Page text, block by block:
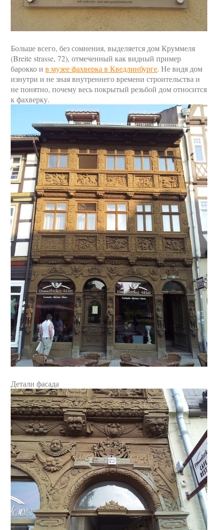
Больше всего, без сомнения, выделяется дом Круммеля
(Breite strasse, 72), отмеченный как видный пример
барокко ив музее фахверка в Кведлинбурге. Не видя дом
изнутри и не зная внутреннего времени строительства и
не понятно, почему весь покрытый резьбой дом относится
к фахверку.
Детали фасада